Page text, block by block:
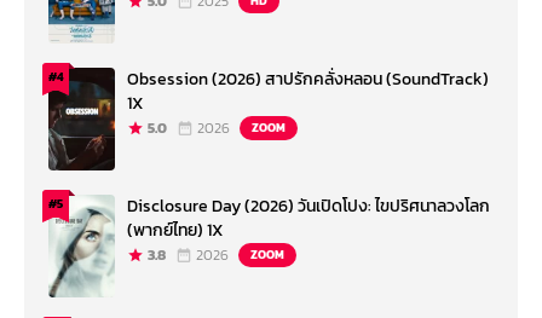
#4
Obsession (2026) สาปรักคลั่งหลอน (SoundTrack)
1X
5.0 2026 ZOOM
#5
Disclosure Day (2026) วันเปิดโปง: ไขปริศนาลวงโลก
(พากย์ไทย) 1X
3.8 2026 ZOOM